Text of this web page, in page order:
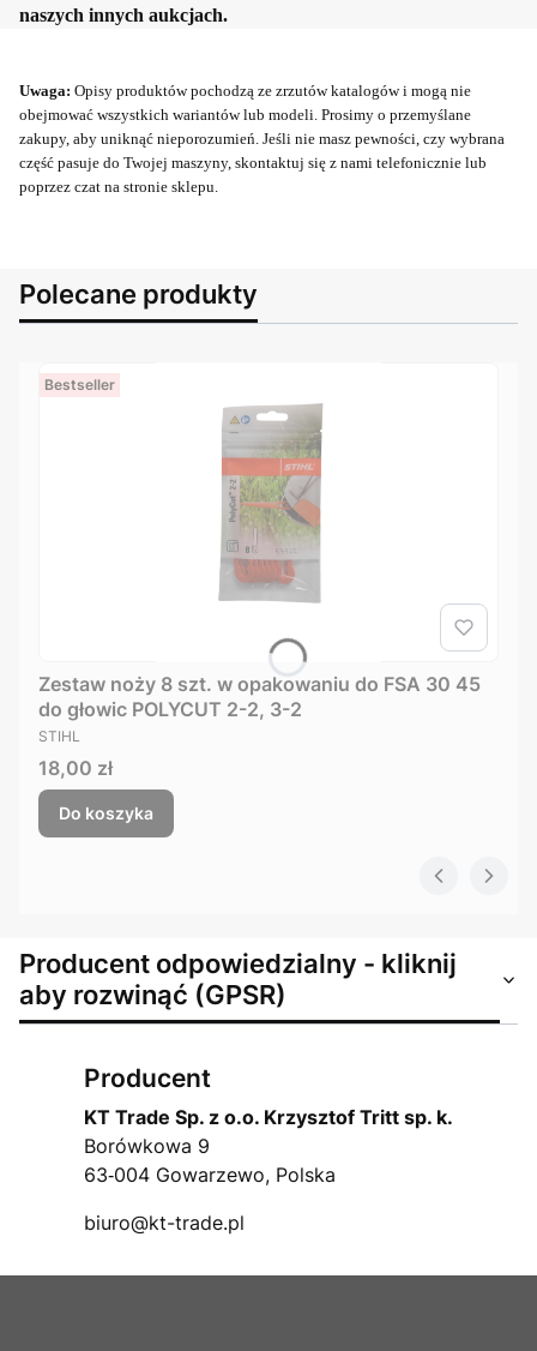
naszych innych aukcjach.
Uwaga: Opisy produktów pochodzą ze zrzutów katalogów i mogą nie
obejmować wszystkich wariantów lub modeli. Prosimy o przemyślane
zakupy, aby uniknąć nieporozumień. Jeśli nie masz pewności, czy wybrana
część pasuje do Twojej maszyny, skontaktuj się z nami telefonicznie lub
poprzez czat na stronie sklepu.
Polecane produkty
Bestseller
Zestaw noży 8 szt. w opakowaniu do FSA 30 45
do głowic POLYCUT 2-2, 3-2
PRODUCENT
STIHL
Cena
18,00 zł
Do koszyka
Producent odpowiedzialny - kliknij
aby rozwinąć (GPSR)
Producent
KT Trade Sp. z o.o. Krzysztof Tritt sp. k.
Borówkowa 9
63‑004 Gowarzewo, Polska
biuro@kt-trade.pl